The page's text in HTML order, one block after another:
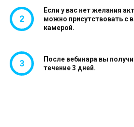
Если у вас нет желания
можно присутствовать с
камерой.
После вебинара вы
течение 3 дней.